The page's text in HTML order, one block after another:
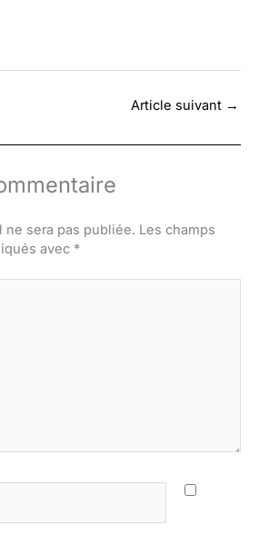
Article suivant →
ne sera pas publiée. Les champs
avec *